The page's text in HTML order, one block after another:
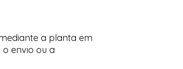
a planta em
envio ou a